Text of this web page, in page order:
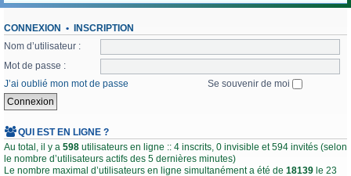
CONNEXION • INSCRIPTION
Nom d’utilisateur :
Mot de passe :
J’ai oublié mon mot de passe
Se souvenir de moi
QUI EST EN LIGNE ?
Au total, il y a 598 utilisateurs en ligne :: 4 inscrits, 0 invisible et 594 invités (selon
le nombre d’utilisateurs actifs des 5 dernières minutes)
Le nombre maximal d’utilisateurs en ligne simultanément a été de 18139 le 23